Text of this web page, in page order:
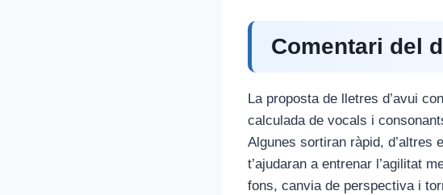
Comentari del
La proposta de lletres d’avui
calculada de vocals i
Algunes sortiran ràpid, d’altres
t’ajudaran a entrenar l’agilitat
fons, canvia de perspectiva i